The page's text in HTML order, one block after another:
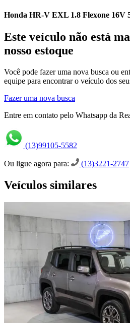
Honda HR-V EXL 1.8 Flexone 16V
Este veículo não está
nosso estoque
Você pode fazer uma nova busca ou
equipe para encontrar o veículo dos
Fazer uma nova busca
Entre em contato pelo Whatsapp da
(13)99105-5582
Ou ligue agora para: (13)3221-2747
Veículos similares